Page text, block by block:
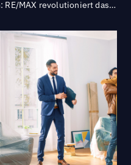
Digitale Präzision: RE/MAX revolutioniert das Listings- und Bewertungsmanagement mit Uberall